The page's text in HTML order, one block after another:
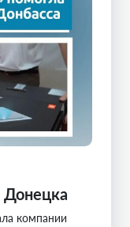
Донецка
компании